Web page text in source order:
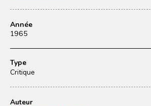
Année
1965
Type
Critique
Auteur